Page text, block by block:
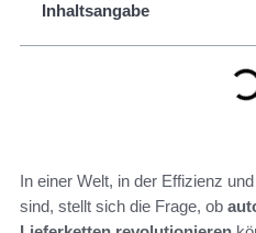
Inhaltsangabe
In einer Welt, in der Effizienz
sind, stellt sich die Frage, ob